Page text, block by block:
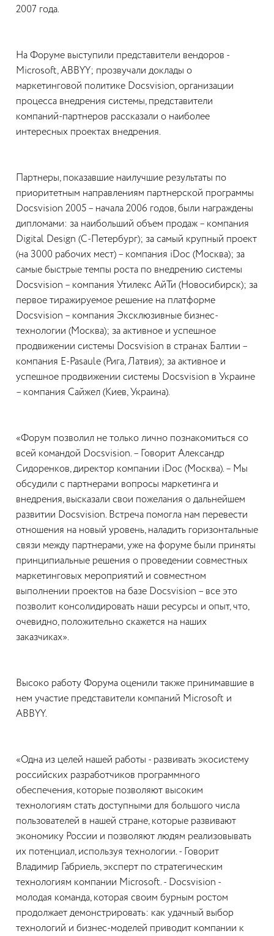
2007 года.
На Форуме выступили представители вендоров -
Microsoft, ABBYY; прозвучали доклады о
маркетинговой политике Docsvision, организации
процесса внедрения системы, представители
компаний-партнеров рассказали о наиболее
интересных проектах внедрения.
Партнеры, показавшие наилучшие результаты по
приоритетным направлениям партнерской программы
Docsvision 2005 – начала 2006 годов, были награждены
дипломами: за наибольший объем продаж – компания
Digital Design (С-Петербург); за самый крупный проект
(на 3000 рабочих мест) – компания iDoc (Москва); за
самые быстрые темпы роста по внедрению системы
Docsvision – компания Утилекс АйТи (Новосибирск); за
первое тиражируемое решение на платформе
Docsvision – компания Эксклюзивные бизнес-
технологии (Москва); за активное и успешное
продвижении системы Docsvision в странах Балтии –
компания E-Pasaule (Рига, Латвия); за активное и
успешное продвижении системы Docsvision в Украине
– компания Сайжел (Киев, Украина).
«Форум позволил не только лично познакомиться со
всей командой Docsvision. – Говорит Александр
Сидоренков, директор компании iDoc (Москва). – Мы
обсудили с партнерами вопросы маркетинга и
внедрения, высказали свои пожелания о дальнейшем
развитии Docsvision. Встреча помогла нам перевести
отношения на новый уровень, наладить горизонтальные
связи между партнерами, уже на форуме были приняты
принципиальные решения о проведении совместных
маркетинговых мероприятий и совместном
выполнении проектов на базе Docsvision – все это
позволит консолидировать наши ресурсы и опыт, что,
очевидно, положительно скажется на наших
заказчиках».
Высоко работу Форума оценили также принимавшие в
нем участие представители компаний Microsoft и
ABBYY.
«Одна из целей нашей работы - развивать экосистему
российских разработчиков программного
обеспечения, которые позволяют высоким
технологиям стать доступными для большого числа
пользователей в нашей стране, которые развивают
экономику России и позволяют людям реализовывать
их потенциал, используя технологии. - Говорит
Владимир Габриель, эксперт по стратегическим
технологиям компании Microsoft. - Docsvision -
молодая команда, которая своим бурным ростом
продолжает демонстрировать: как удачный выбор
технологий и бизнес-моделей приводит компании к